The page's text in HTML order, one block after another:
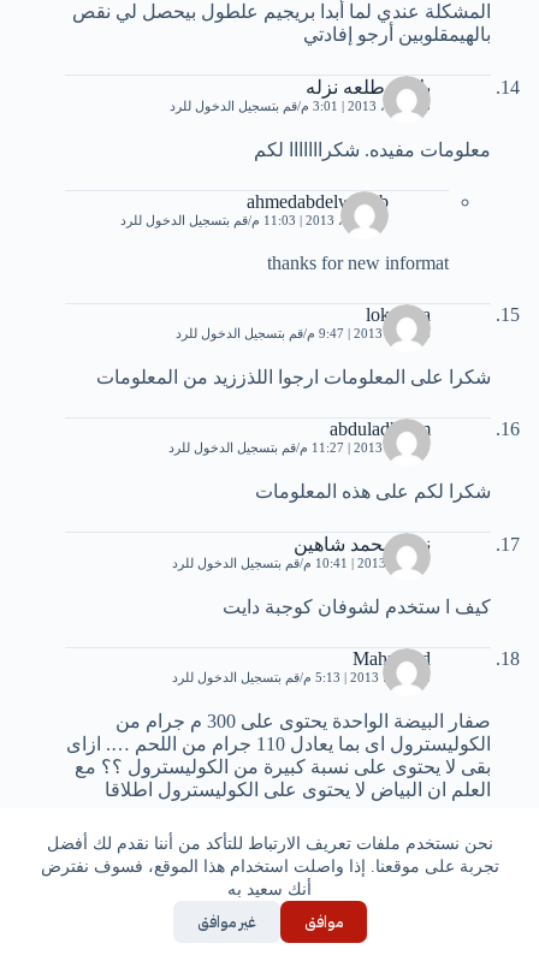
نحن نستخدم ملفات تعريف الارتباط للتأكد من أننا نقدم لك أفضل
تجربة على موقعنا. إذا واصلت استخدام هذا الموقع، فسوف نفترض
أنك سعيد به
موافق غير موافق
المشكلة عندي لما أبدا بريجيم علطول بيحصل لي نقص
بالهيمقلوبين أرجو إفادتي
بلاش طلعه نزله
13 أبريل، 2013 | 3:01 م قم بتسجيل الدخول للرد
معلومات مفيده. شكرااااااا لكم
ahmedabdelwahab
27 أبريل، 2013 | 11:03 م قم بتسجيل الدخول للرد
thanks for new informat
lokaloka
26 مايو، 2013 | 9:47 م قم بتسجيل الدخول للرد
شكرا على المعلومات ارجوا اللذززيد من المعلومات
abduladheem
27 مايو، 2013 | 11:27 م قم بتسجيل الدخول للرد
شكرا لكم على هذه المعلومات
نجاة محمد شاهين
7 يونيو، 2013 | 10:41 م قم بتسجيل الدخول للرد
كيف ا ستخدم لشوفان كوجبة دايت
Mahmoud
18 يونيو، 2013 | 5:13 م قم بتسجيل الدخول للرد
صفار البيضة الواحدة يحتوى على 300 م جرام من
الكوليسترول اى بما يعادل 110 جرام من اللحم …. ازاى
بقى لا يحتوى على نسبة كبيرة من الكوليسترول ؟؟ مع
العلم ان البياض لا يحتوى على الكوليسترول اطلاقا
ياسمين
7 سبتمبر، 2013 | 4:08 ص قم بتسجيل الدخول للرد
كلامك صحيح ، صفار ا لبيض يحتوى على نسبة غير
مستهان بها من الكوليسترول